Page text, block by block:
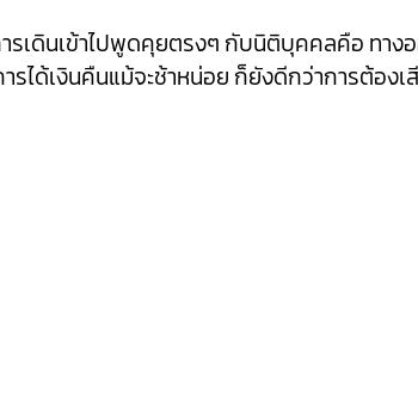
เดินเข้าไปพูดคุยตรงๆ กับนิติบุคคลคือ ทาง
รได้เงินคืนแม้จะช้าหน่อย ก็ยังดีกว่าการต้อง